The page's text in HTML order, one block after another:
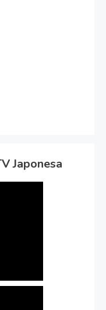
Japonesa